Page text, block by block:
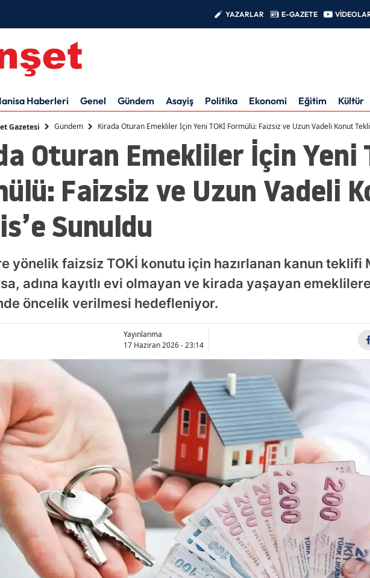
YAZARLAR E-GAZETE
Haberleri Genel Gündem Asayiş Politika Ekonomi Eğitim Kültür
Gazetesi Gündem Kirada Oturan Emekliler İçin Yeni TOKİ Formülü: Faizsiz ve Uzun Vadeli Konut
Oturan Emekliler İçin Yeni
Faizsiz ve Uzun Vadeli
Sunuldu
yönelik faizsiz TOKİ konutu için hazırlanan kanun teklifi
adına kayıtlı evi olmayan ve kirada yaşayan
öncelik verilmesi hedefleniyor.
Yayınlanma
17 Haziran 2026 - 23:14